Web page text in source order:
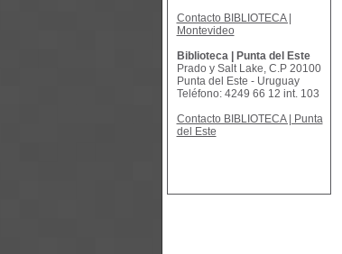
Contacto BIBLIOTECA |
Montevideo
Biblioteca | Punta del Este
Prado y Salt Lake, C.P 20100
Punta del Este - Uruguay
Teléfono: 4249 66 12 int. 103
Contacto BIBLIOTECA | Punta
del Este